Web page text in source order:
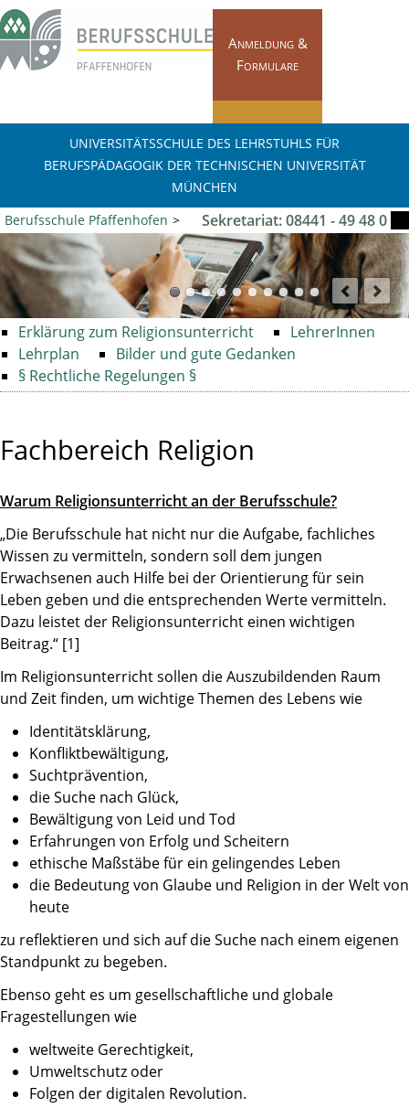
überspringen
Anmeldung &
Formulare
Pläne & Termine
Fachbereiche
Schulleben
UNIVERSITÄTSSCHULE DES LEHRSTUHLS FÜR
BERUFSPÄDAGOGIK DER TECHNISCHEN UNIVERSITÄT
MÜNCHEN
Berufsschule Pfaffenhofen
Fachbereiche
Sekretariat: 08441 - 49 48 0
FOS / BOS Scheyern
Navigation
überspringen
Erklärung zum Religionsunterricht
LehrerInnen
Lehrplan
Bilder und gute Gedanken
§ Rechtliche Regelungen §
Fachbereich Religion
Warum Religionsunterricht an der Berufsschule?
„Die Berufsschule hat nicht nur die Aufgabe, fachliches
Wissen zu vermitteln, sondern soll dem jungen
Erwachsenen auch Hilfe bei der Orientierung für sein
Leben geben und die entsprechenden Werte vermitteln.
Dazu leistet der Religionsunterricht einen wichtigen
Beitrag.“ [1]
Im Religionsunterricht sollen die Auszubildenden Raum
und Zeit finden, um wichtige Themen des Lebens wie
Identitätsklärung,
Konfliktbewältigung,
Suchtprävention,
die Suche nach Glück,
Bewältigung von Leid und Tod
Erfahrungen von Erfolg und Scheitern
ethische Maßstäbe für ein gelingendes Leben
die Bedeutung von Glaube und Religion in der Welt von
heute
zu reflektieren und sich auf die Suche nach einem eigenen
Standpunkt zu begeben.
Ebenso geht es um gesellschaftliche und globale
Fragestellungen wie
weltweite Gerechtigkeit,
Umweltschutz oder
Folgen der digitalen Revolution.